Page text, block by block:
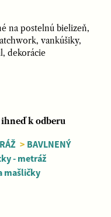
na postelnú bielizeň,
vankúšiky,
dekorácie
ihneď k odberu
> BAVLNENÝ
- metráž
mašličky